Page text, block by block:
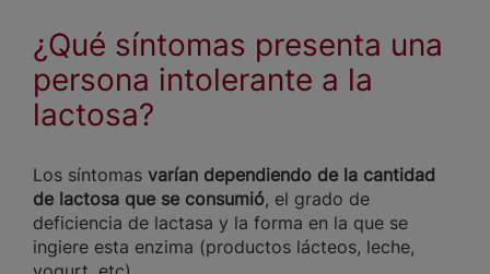
¿Qué síntomas presenta una
persona intolerante a la
lactosa?
Los síntomas varían dependiendo de la cantidad
de lactosa que se consumió, el grado de
deficiencia de lactasa y la forma en la que se
ingiere esta enzima (productos lácteos, leche,